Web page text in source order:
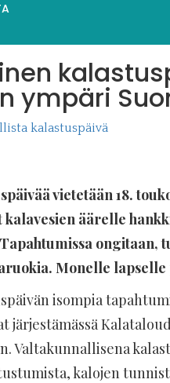
ympäri
kalastuspäivä
vietetään 18.
kalavesien äärelle
Monelle
isompia
järjestämässä
Valtakunnallisena
kalojen